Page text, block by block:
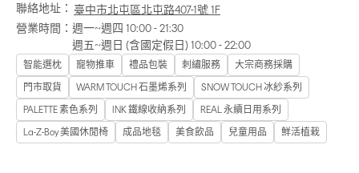
聯絡地址： 臺中市北屯區北屯路407-1號 1F
營業時間： 週一~週四 10:00 - 21:30
週五~週日 (含國定假日) 10:00 - 22:00
智能選枕 寵物推車 禮品包裝 刺繡服務
大宗商務採購
門市取貨
WARM TOUCH 石墨烯系列
SNOW TOUCH 冰紗系列
PALETTE 素色系列
INK 鐵線收納系列
REAL 永續日用系列
La-Z-Boy 美國休閒椅
成品地毯 美食飲品 兒童用品 鮮活植栽